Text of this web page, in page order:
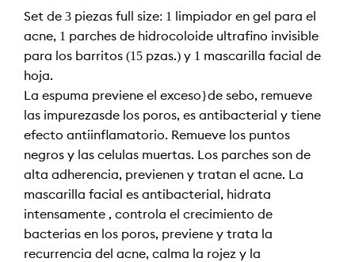
Set de 3 piezas full size: 1 limpiador en gel para el
acné, 1 parches de hidrocoloide ultrafino invisible
para los barritos (15 pzas.) y 1 mascarilla facial de
hoja.
La espuma previene el exceso}de sebo, remueve
las impurezasde los poros, es antibacterial y tiene
efecto antiinflamatorio. Remueve los puntos
negros y las células muertas. Los parches son de
alta adherencia, previenen y tratan el acné. La
mascarilla facial es antibacterial, hidrata
intensamente , controla el crecimiento de
bacterias en los poros, previene y trata la
recurrencia del acné, calma la rojez y la